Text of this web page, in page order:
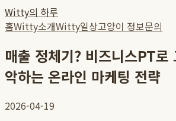
Witty의 하루
홈Witty소개Witty일상고양이 정보문의
매출 정체기? 비즈니스PT로
악하는 온라인 마케팅 전략
2026-04-19